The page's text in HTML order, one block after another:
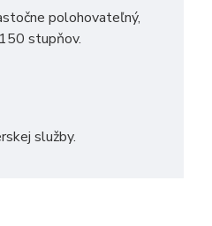
polohovateľný,
stupňov.
služby.